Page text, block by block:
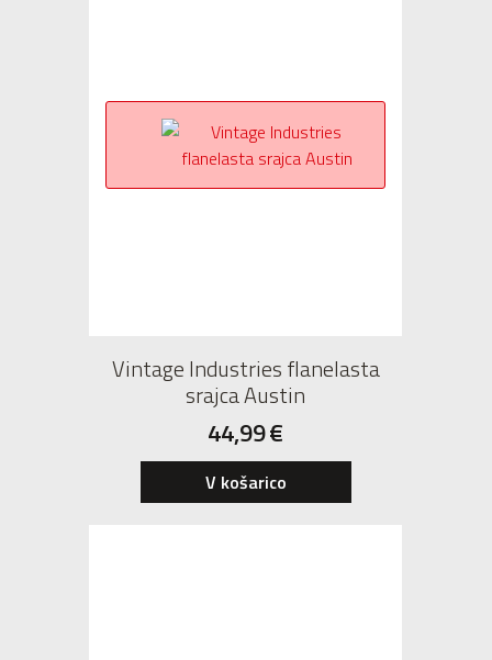
Vintage Industries flanelasta
srajca Austin
44,99€
V košarico